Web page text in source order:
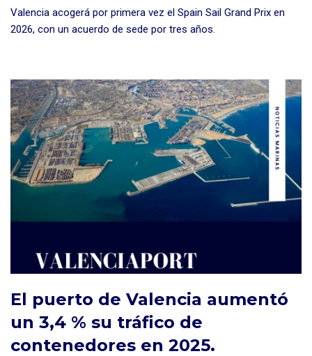
Valencia acogerá por primera vez el Spain Sail Grand Prix en
2026, con un acuerdo de sede por tres años.
El puerto de Valencia aumentó
un 3,4 % su tráfico de
contenedores en 2025.